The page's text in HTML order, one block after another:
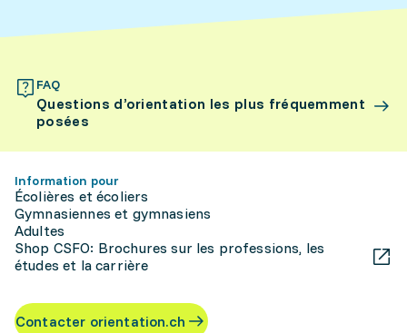
FAQ
Questions d’orientation les plus fréquemment
posées
Information pour
Écolières et écoliers
Gymnasiennes et gymnasiens
Adultes
Shop CSFO: Brochures sur les professions, les
études et la carrière
Contacter orientation.ch